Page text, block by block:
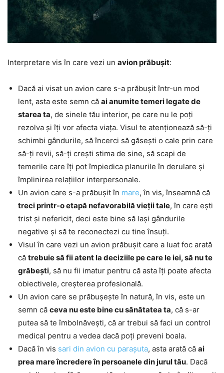
Interpretare vis în care vezi un avion prăbușit:
Dacă ai visat un avion care s-a prăbușit într-un mod
lent, asta este semn că ai anumite temeri legate de
starea ta, de sinele tău interior, pe care nu le poți
rezolva și îți vor afecta viața. Visul te atenționează să-ți
schimbi gândurile, să încerci să găsești o cale prin care
să-ți revii, să-ți crești stima de sine, să scapi de
temerile care îți pot împiedica planurile în derulare și
împlinirea relațiilor interpersonale.
Un avion care s-a prăbușit în mare, în vis, înseamnă că
treci printr-o etapă nefavorabilă vieții tale, în care ești
trist și nefericit, deci este bine să lași gândurile
negative și să te reconectezi cu tine însuți.
Visul în care vezi un avion prăbușit care a luat foc arată
că trebuie să fii atent la deciziile pe care le iei, să nu te
grăbești, să nu fii imatur pentru că asta îți poate afecta
obiectivele, creșterea profesională.
Un avion care se prăbușește în natură, în vis, este un
semn că ceva nu este bine cu sănătatea ta, că s-ar
putea să te îmbolnăvești, că ar trebui să faci un control
medical pentru a vedea dacă poți preveni boala.
Dacă în vis sari din avion cu parașuta, asta arată că ai
prea mare încredere în persoanele din jurul tău. Dacă